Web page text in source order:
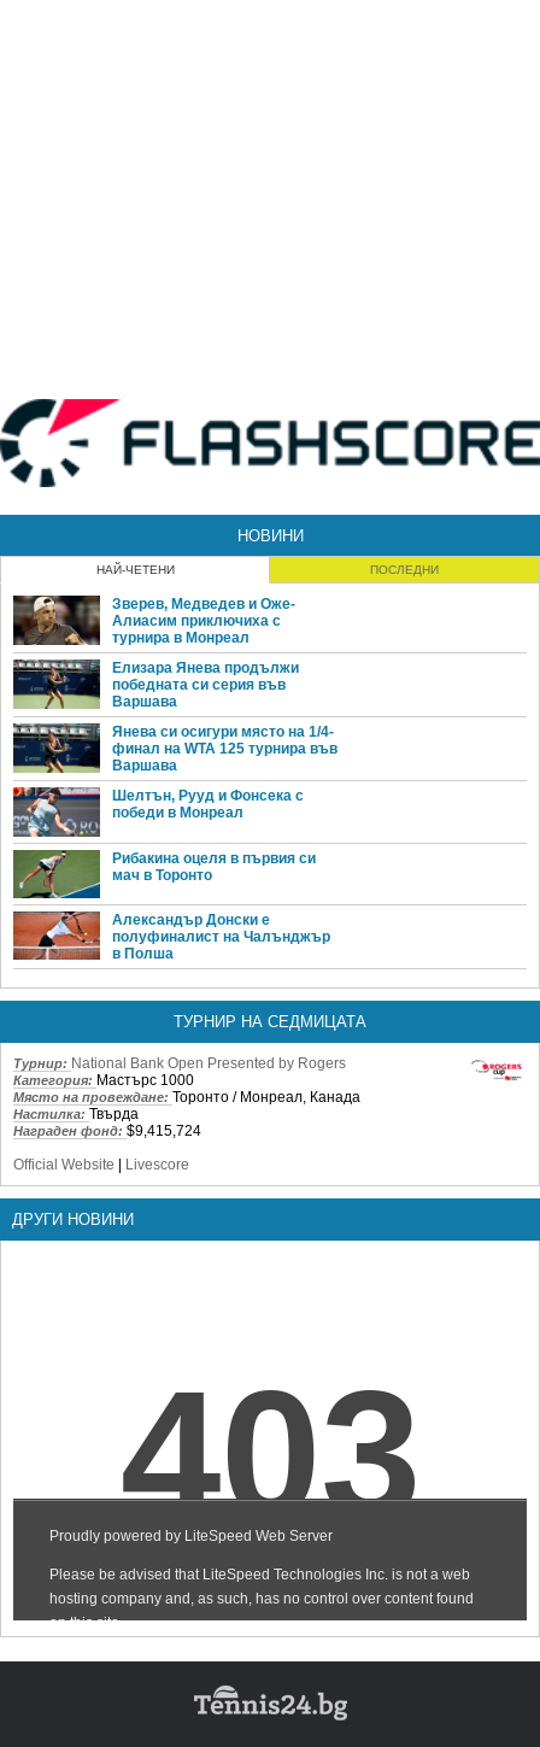
НОВИНИ
НАЙ-ЧЕТЕНИ ПОСЛЕДНИ
Зверев, Медведев и Оже-
Алиасим приключиха с
турнира в Монреал
Елизара Янева продължи
победната си серия във
Варшава
Янева си осигури място на 1/4-
финал на WTA 125 турнира във
Варшава
Шелтън, Рууд и Фонсека с
победи в Монреал
Рибакина оцеля в първия си
мач в Торонто
Александър Донски е
полуфиналист на Чалънджър
в Полша
ТУРНИР НА СЕДМИЦАТА
Турнир: National Bank Open Presented by Rogers
Категория: Мастърс 1000
Място на провеждане: Торонто / Монреал, Канада
Настилка: Твърда
Награден фонд: $9,415,724
Official Website
Livescore
ДРУГИ НОВИНИ